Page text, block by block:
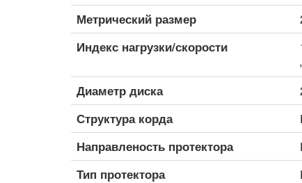
Метрический размер
Индекс нагрузки/скорости
Диаметр диска
Структура корда
Направленость протектора
Тип протектора